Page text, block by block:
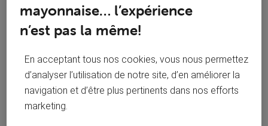
Réponses
mayonnaise… l’expérience
n’est pas la même!
En acceptant tous nos cookies, vous nous permettez
d’analyser l’utilisation de notre site, d’en améliorer la
navigation et d’être plus pertinents dans nos efforts
marketing.